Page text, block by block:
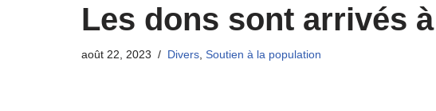
Les dons sont arrivés
août 22, 2023 Divers Soutien à la population